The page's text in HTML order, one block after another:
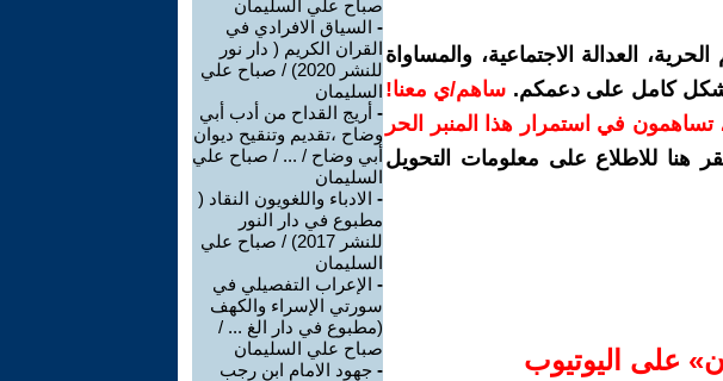
العدالة الاجتماعية، والمساواة
بشكل كامل على دعمكم. ساهم/ي معنا!
تساهمون في استمرار هذا المنبر الحر
هنا للاطلاع على معلومات التحويل
على اليوتيوب
صباح علي السليمان
- السياق الافرادي في
القران الكريم ( دار نور
للنشر 2020) / صباح علي
السليمان
- أريج القداح من أدب أبي
وضاح ،تقديم وتنقيح ديوان
أبي وضاح / ... / صباح علي
السليمان
- الادباء واللغويون النقاد (
مطبوع في دار النور
للنشر 2017) / صباح علي
السليمان
- الإعراب التفصيلي في
سورتي الإسراء والكهف
(مطبوع في دار الغ ... /
صباح علي السليمان
- جهود الامام ابن رجب